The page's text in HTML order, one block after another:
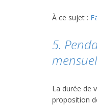
À ce sujet :
5.
La durée de
proposition